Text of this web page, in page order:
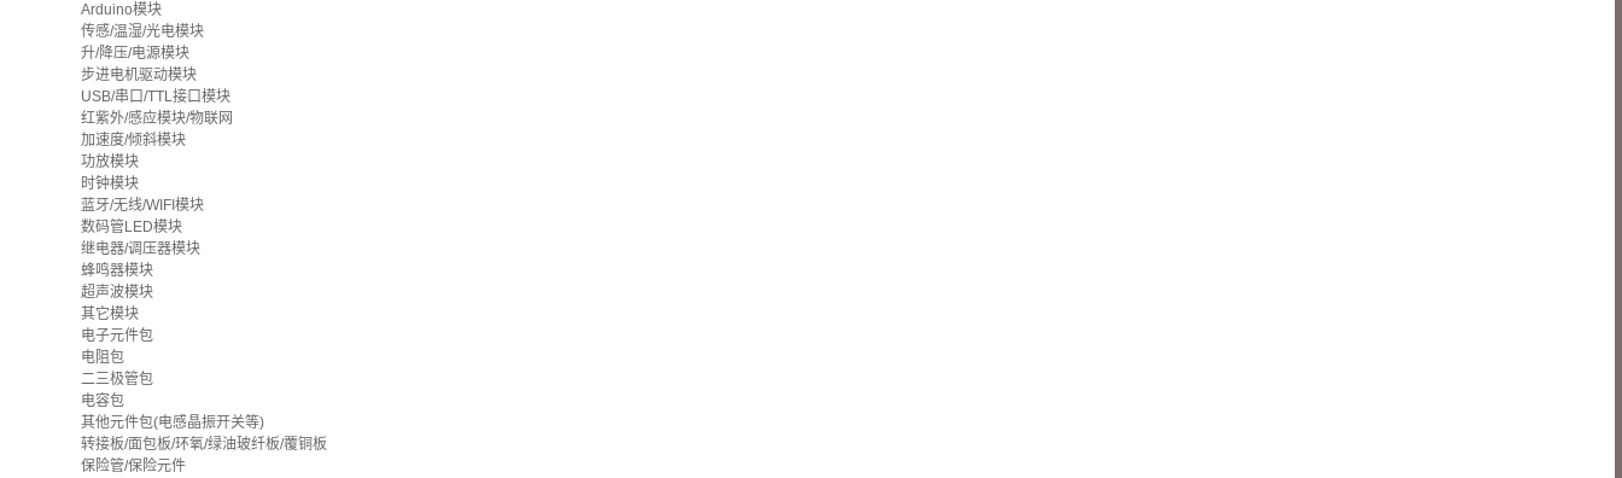
Arduino模块
传感/温湿/光电模块
升/降压/电源模块
步进电机驱动模块
USB/串口/TTL接口模块
红紫外/感应模块/物联网
加速度/倾斜模块
功放模块
时钟模块
蓝牙/无线/WIFI模块
数码管LED模块
继电器/调压器模块
蜂鸣器模块
超声波模块
其它模块
电子元件包
电阻包
二三极管包
电容包
其他元件包(电感晶振开关等)
转接板/面包板/环氧/绿油玻纤板/覆铜板
保险管/保险元件